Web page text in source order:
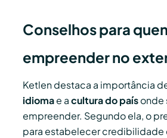
Conselhos para
empreender no
Ketlen destaca a importância
idiomae acultura do paísonde
empreender. Segundo ela, o
para estabelecer credibilidade